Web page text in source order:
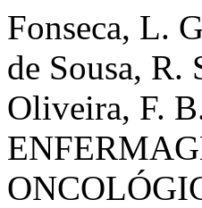
Fonseca, L.
de Sousa,
Oliveira, F.